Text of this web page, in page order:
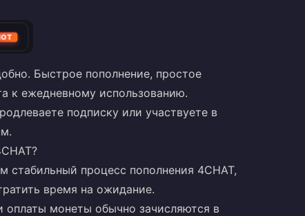
Быстрое пополнение, простое
к ежедневному использованию.
подписку или участвуете в
стабильный процесс пополнения 4CHAT,
время на ожидание.
оплаты монеты обычно зачисляются в